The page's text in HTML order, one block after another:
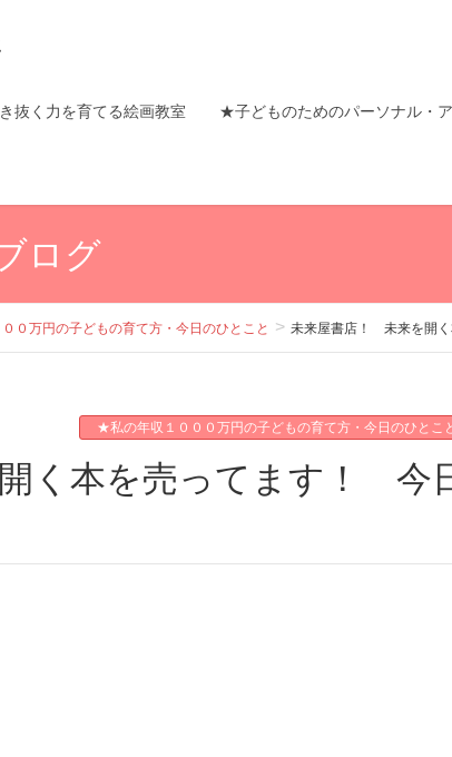
抜く力を育てる絵画教室 ★子どものためのパーソナル・
ログ
０万円の子どもの育て方・今日のひとこと 未来屋書店！ 未来を開
★私の年収１０００万円の子どもの育て方・今日のひとこ